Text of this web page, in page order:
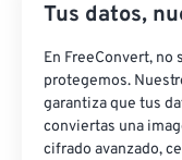
Tus datos,
En FreeConvert,
protegemos.
garantiza que tus
conviertas una
cifrado avanzado,